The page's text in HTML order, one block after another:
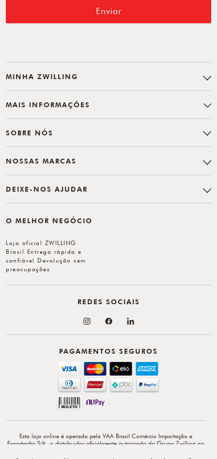
Enviar
MINHA ZWILLING
MAIS INFORMAÇÕES
SOBRE NÓS
NOSSAS MARCAS
DEIXE-NOS AJUDAR
O MELHOR NEGÓCIO
Loja oficial ZWILLING
Brasil Entrega rápida e
confiável Devolução sem
preocupações
PAGAMENTOS SEGUROS
REDES SOCIAIS
Esta loja online é operada pela VAA Brasil Comércio Importação e
Exportação S/A, o distribuidor oficialmente autorizado do Grupo Zwilling no